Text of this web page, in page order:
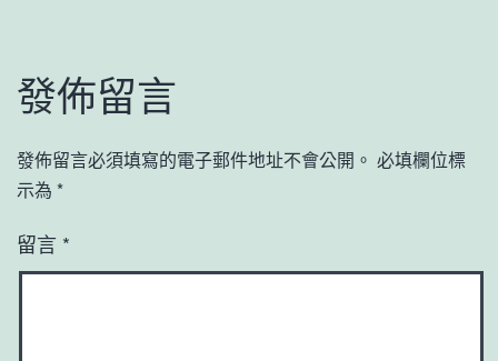
發佈留言
發佈留言必須填寫的電子郵件地址不會公開。 必填欄位標
示為 *
留言 *